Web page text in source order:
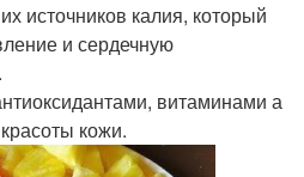
источников калия, который
и сердечную
витаминами а
кожи.